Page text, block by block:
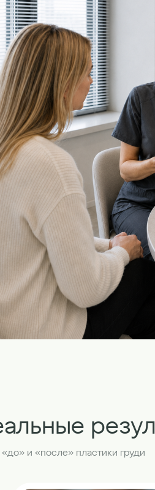
и «после» пластики груди